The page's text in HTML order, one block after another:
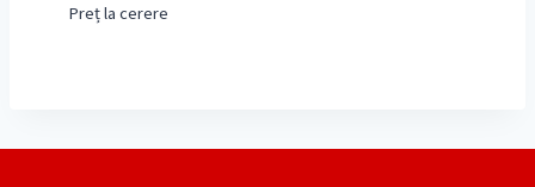
Preț la cerere